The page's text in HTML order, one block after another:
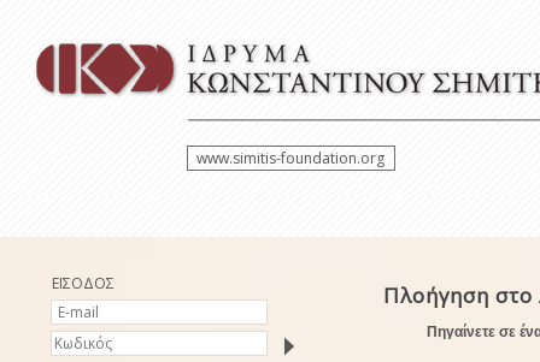
www.simitis-foundation.org
ΕΙΣΟΔΟΣ Πλοήγηση
Πηγαίνετε σε